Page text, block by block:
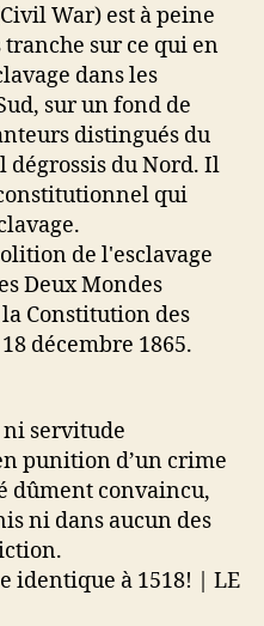
War) est à peine
sur ce qui en
dans les
sur un fond de
distingués du
dégrossis du Nord. Il
qui
Constitution des
décembre 1865.
ni servitude
punition d’un crime
dûment convaincu,
ni dans aucun des